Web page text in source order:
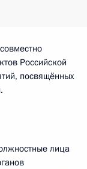
Российской
посвящённых
лица